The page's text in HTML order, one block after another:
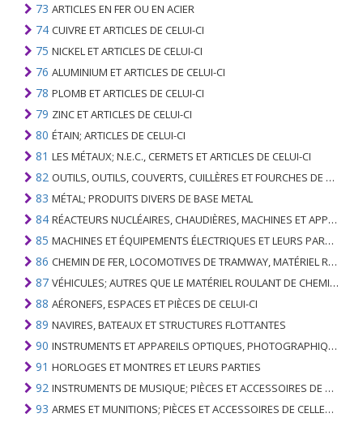
73 ARTICLES EN FER OU EN ACIER
74 CUIVRE ET ARTICLES DE CELUI-CI
75 NICKEL ET ARTICLES DE CELUI-CI
76 ALUMINIUM ET ARTICLES DE CELUI-CI
78 PLOMB ET ARTICLES DE CELUI-CI
79 ZINC ET ARTICLES DE CELUI-CI
80 ÉTAIN; ARTICLES DE CELUI-CI
81 LES MÉTAUX; N.E.C., CERMETS ET ARTICLES DE CELUI-CI
82 OUTILS, OUTILS, COUVERTS, CUILLÈRES ET FOURCHES DE MÉTAUX DE BASE; PARTIES DE CELLES-CI, EN METAL DE BASE
83 MÉTAL; PRODUITS DIVERS DE BASE METAL
84 RÉACTEURS NUCLÉAIRES, CHAUDIÈRES, MACHINES ET APPAREILS MÉCANIQUES; PARTIES DE CELLES-CI
85 MACHINES ET ÉQUIPEMENTS ÉLECTRIQUES ET LEURS PARTIES; ENREGISTREURS ET REPRODUCTEURS SONORES; APPAREILS D'ENREGISTREMENT OU DE REPRODUCTION DES IMAGES ET DU SON EN TÉLÉVISION, PIÈCES ET ACCESSOIRES DE TELS ARTICLES
86 CHEMIN DE FER, LOCOMOTIVES DE TRAMWAY, MATÉRIEL ROULANT ET LEURS PARTIES; RACCORDS DE CHEMIN DE FER OU DE TRAMWAY ET RACCORDS ET PIÈCES DE CELLES-CI; ÉQUIPEMENT DE SIGNALISATION DE TRAFIC MÉCANIQUE (Y COMPRIS ÉLECTRO-MÉCANIQUE) DE TOUS TYPES
87 VÉHICULES; AUTRES QUE LE MATÉRIEL ROULANT DE CHEMIN DE FER OU DE TRAMWAY, ET LEURS PIÈCES ET ACCESSOIRES
88 AÉRONEFS, ESPACES ET PIÈCES DE CELUI-CI
89 NAVIRES, BATEAUX ET STRUCTURES FLOTTANTES
90 INSTRUMENTS ET APPAREILS OPTIQUES, PHOTOGRAPHIQUES, CINÉMATOGRAPHIQUES, DE MESURE, DE CONTRÔLE, DE MÉDECINE OU DE CHIRURGIE; PIÈCES ET ACCESSOIRES
91 HORLOGES ET MONTRES ET LEURS PARTIES
92 INSTRUMENTS DE MUSIQUE; PIÈCES ET ACCESSOIRES DE TELS ARTICLES
93 ARMES ET MUNITIONS; PIÈCES ET ACCESSOIRES DE CELLES-CI